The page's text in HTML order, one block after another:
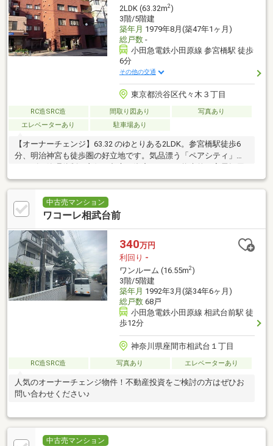
2LDK (63.32m2)
3階/5階建
築年月 1979年8月(築47年1ヶ月)
総戸数-
小田急電鉄小田原線 参宮橋駅 徒歩
6分
その他の交通
東京都渋谷区代々木３丁目
RC造SRC造 間取り図あり
写真あり
エレベーターあり
駐車場あり
【オーナーチェンジ】63.32 のゆとりある2LDK。参宮橋駅徒歩6
分、明治神宮も徒歩圏の好立地です。気品漂う「ペアシティ」シ
も可能です。
中古売マンション
ワコーレ相武台前
340万円
利回り -
ワンルーム (16.55m2)
3階/5階建
築年月 1992年3月(築34年6ヶ月)
総戸数68戸
小田急電鉄小田原線 相武台前駅 徒
歩12分
神奈川県座間市相武台１丁目
RC造SRC造 写真あり エレベーターあり
人気のオーナーチェンジ物件！不動産投資をご検討の方はぜひお
問い合わせください♪
中古売マンション